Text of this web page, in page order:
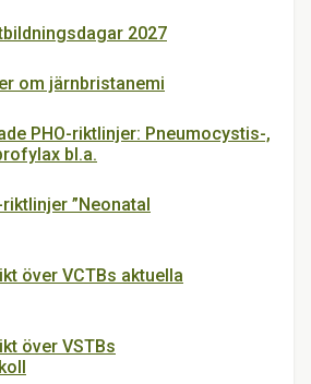
2027
om järnbristanemi
PHO-riktlinjer: Pneumocystis-,
bl.a.
”Neonatal
över VCTBs aktuella
över VSTBs